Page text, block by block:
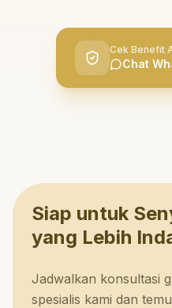
Cek Benefit
Chat
Siap untuk
yang Lebih
Jadwalkan konsultasi
spesialis kami dan